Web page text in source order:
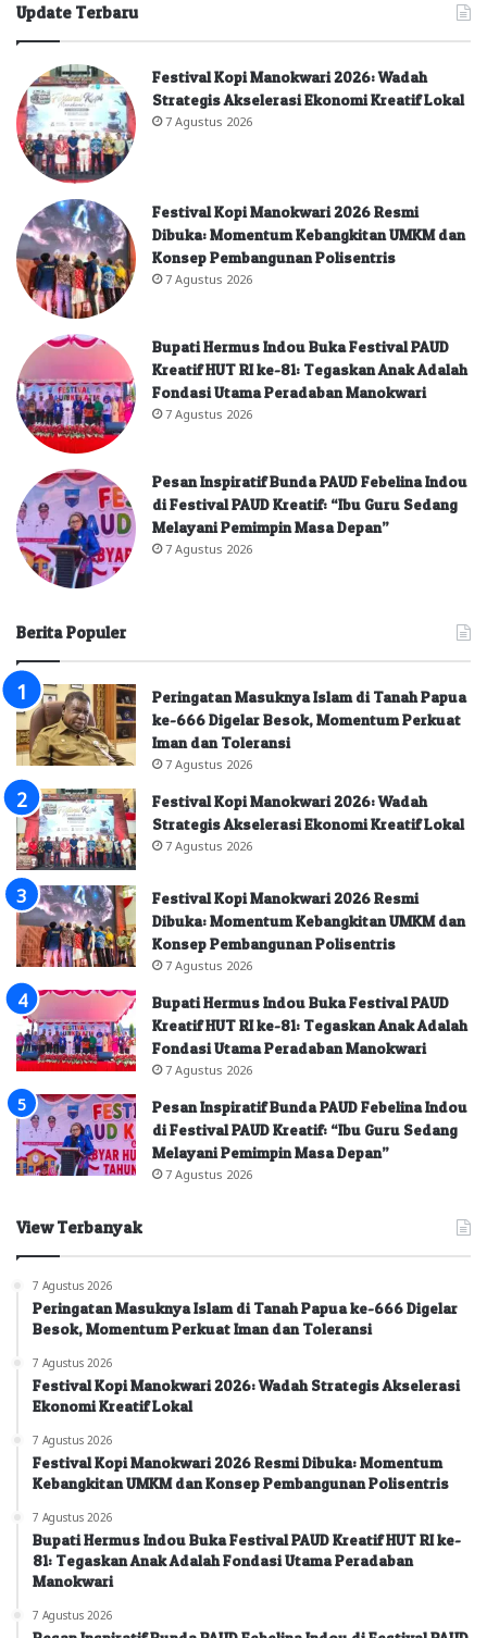
Update Terbaru
Festival Kopi Manokwari 2026: Wadah
Strategis Akselerasi Ekonomi Kreatif Lokal
7 Agustus 2026
Festival Kopi Manokwari 2026 Resmi
Dibuka: Momentum Kebangkitan UMKM dan
Konsep Pembangunan Polisentris
7 Agustus 2026
Bupati Hermus Indou Buka Festival PAUD
Kreatif HUT RI ke-81: Tegaskan Anak Adalah
Fondasi Utama Peradaban Manokwari
7 Agustus 2026
Pesan Inspiratif Bunda PAUD Febelina Indou
di Festival PAUD Kreatif: “Ibu Guru Sedang
Melayani Pemimpin Masa Depan”
7 Agustus 2026
Berita Populer
Peringatan Masuknya Islam di Tanah Papua
ke-666 Digelar Besok, Momentum Perkuat
Iman dan Toleransi
7 Agustus 2026
Festival Kopi Manokwari 2026: Wadah
Strategis Akselerasi Ekonomi Kreatif Lokal
7 Agustus 2026
Festival Kopi Manokwari 2026 Resmi
Dibuka: Momentum Kebangkitan UMKM dan
Konsep Pembangunan Polisentris
7 Agustus 2026
Bupati Hermus Indou Buka Festival PAUD
Kreatif HUT RI ke-81: Tegaskan Anak Adalah
Fondasi Utama Peradaban Manokwari
7 Agustus 2026
Pesan Inspiratif Bunda PAUD Febelina Indou
di Festival PAUD Kreatif: “Ibu Guru Sedang
Melayani Pemimpin Masa Depan”
7 Agustus 2026
View Terbanyak
7 Agustus 2026
Peringatan Masuknya Islam di Tanah Papua ke-666 Digelar
Besok, Momentum Perkuat Iman dan Toleransi
7 Agustus 2026
Festival Kopi Manokwari 2026: Wadah Strategis Akselerasi
Ekonomi Kreatif Lokal
7 Agustus 2026
Festival Kopi Manokwari 2026 Resmi Dibuka: Momentum
Kebangkitan UMKM dan Konsep Pembangunan Polisentris
7 Agustus 2026
Bupati Hermus Indou Buka Festival PAUD Kreatif HUT RI ke-
81: Tegaskan Anak Adalah Fondasi Utama Peradaban
Manokwari
7 Agustus 2026